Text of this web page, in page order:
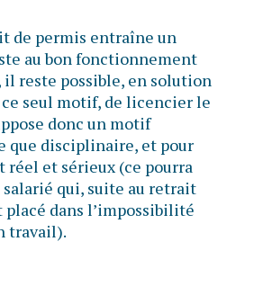
de permis entraîne un
au bon fonctionnement
il reste possible, en solution
seul motif, de licencier le
donc un motif
que disciplinaire, et pour
réel et sérieux (ce pourra
salarié qui, suite au retrait
placé dans l’impossibilité
travail).